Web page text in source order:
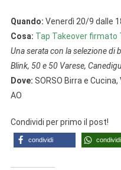
Quando: Venerdì 20/9 dalle
Cosa: Tap Takeover firmato
Una serata con la selezione di
Blink, 50 e 50 Varese,
Dove: SORSO Birra e
AO
Condividi per primo il post!
condividi condividi